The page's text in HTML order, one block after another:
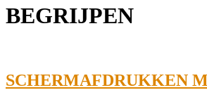
BEGRIJPEN
SCHERMAFDRUKKEN